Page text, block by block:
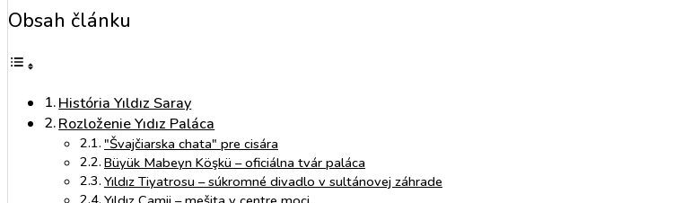
Obsah článku
História Yıldız Saray
Rozloženie Yıdız Paláca
"Švajčiarska chata" pre cisára
Büyük Mabeyn Köşkü – oficiálna tvár paláca
Yıldız Tiyatrosu – súkromné divadlo v sultánovej záhrade